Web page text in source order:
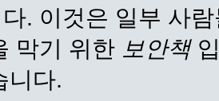
. 이것은 일부 사
막기 위한 보안책
니다.